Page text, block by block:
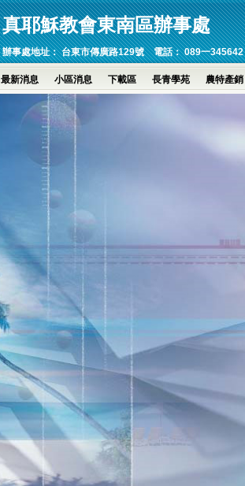
真耶穌教會東南區辦事處
辦事處地址： 台東市傳廣路129號 電話： 089一
最新消息 小區消息 下載區 長青學苑 農特產銷